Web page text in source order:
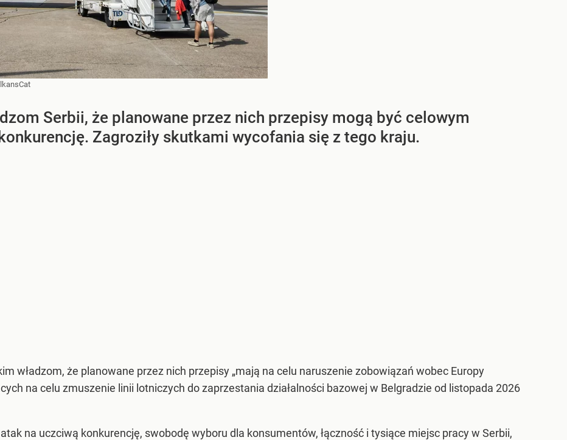
Serbii, że planowane przez nich przepisy mogą być celowym
Zagroziły skutkami wycofania się z tego kraju.
władzom, że planowane przez nich przepisy „mają na celu naruszenie zobowiązań wobec Europy
na celu zmuszenie linii lotniczych do zaprzestania działalności bazowej w Belgradzie od listopada 2026
na uczciwą konkurencję, swobodę wyboru dla konsumentów, łączność i tysiące miejsc pracy w Serbii,